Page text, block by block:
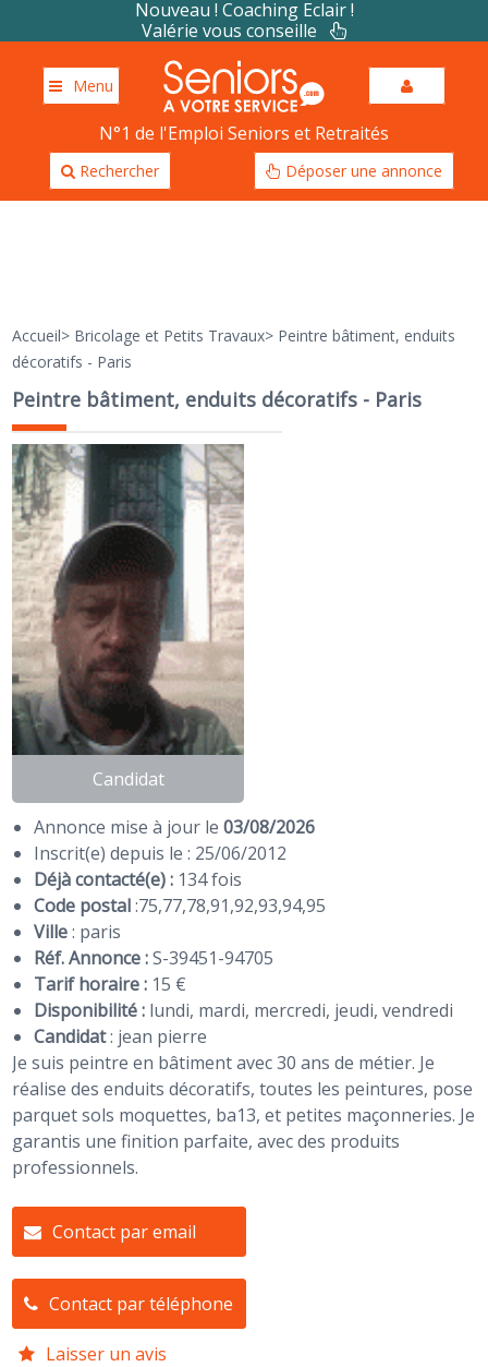
Nouveau ! Coaching Eclair !
Valérie vous conseille
Menu
N°1 de l'Emploi Seniors et Retraités
Rechercher Déposer une annonce
Accueil> Bricolage et Petits Travaux> Peintre bâtiment, enduits
décoratifs - Paris
Peintre bâtiment, enduits décoratifs - Paris
Candidat
Annonce mise à jour le03/08/2026
Inscrit(e) depuis le : 25/06/2012
Déjà contacté(e) : 134 fois
Code postal:75,77,78,91,92,93,94,95
Ville: paris
Réf. Annonce :S-39451-94705
Tarif horaire : 15 €
Disponibilité : lundi, mardi, mercredi, jeudi, vendredi
Candidat: jean pierre
Je suis peintre en bâtiment avec 30 ans de métier. Je
réalise des enduits décoratifs, toutes les peintures, pose
parquet sols moquettes, ba13, et petites maçonneries. Je
garantis une finition parfaite, avec des produits
professionnels.
Contact par email
Contact par téléphone
Laisser un avis